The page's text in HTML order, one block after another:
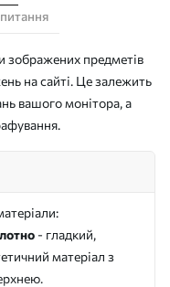
зображених предметів
на сайті. Це залежить
вашого монітора, а
- гладкий,
матеріал з